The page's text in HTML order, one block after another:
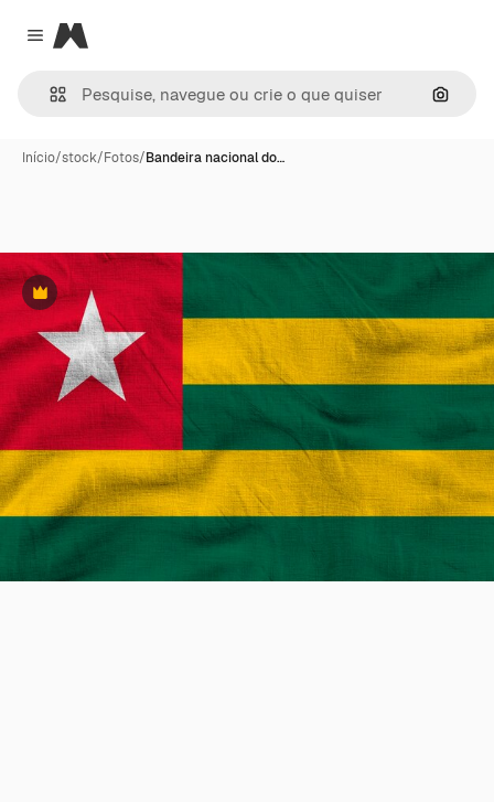
Close menu
Magnific
Início/stock/Fotos/Bandeira nacional do…
Premium